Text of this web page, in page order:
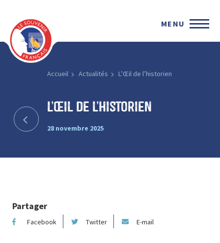
MENU
Accueil Actualités L’Œil de l’historien
L’Œil de l’historien
28 novembre 2025
Partager
Facebook Twitter E-mail